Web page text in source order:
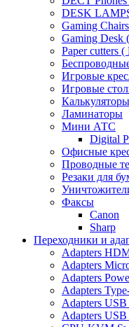
DESK
Gaming
Gaming Desk
Paper cutters
Игровые
Игровые
Ламинаторы
Мини АТС
Digital
Офисные
Проводные
Резаки для
Факсы
Canon
Sharp
Переходники и
Adapters
Adapters
Adapters
Adapters
Adapters
Adapters